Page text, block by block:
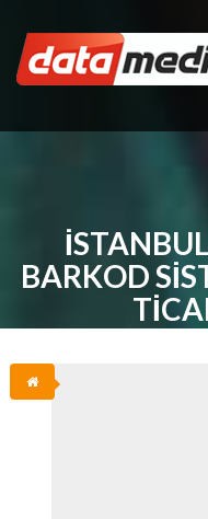
content
BARKOD